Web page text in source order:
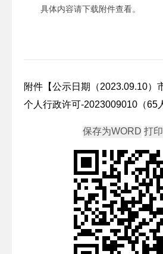
具体内容请下载附件查看。
附件【公示日期（2023.09.10）
个人行政许可-2023009010（65